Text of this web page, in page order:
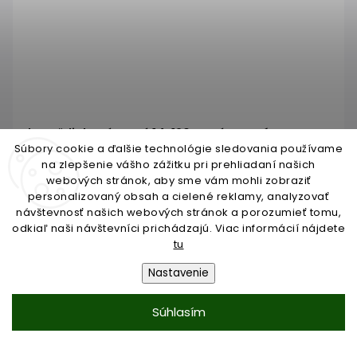
Súbory cookie a ďalšie technológie sledovania používame
na zlepšenie vášho zážitku pri prehliadaní našich
webových stránok, aby sme vám mohli zobraziť
personalizovaný obsah a cielené reklamy, analyzovať
návštevnosť našich webových stránok a porozumieť tomu,
odkiaľ naši návštevníci prichádzajú. Viac informácií nájdete
tu
Nastavenie
Súhlasím
hmoždinka rámová 14x120 so zápustným
limcom a skrutkou so zápustnou hlavou, TX30
Skladom do 3 dní
€0,38 bez DPH
€0,47/ KS
Do košíka